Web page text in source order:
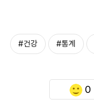
#건강 #통계
0